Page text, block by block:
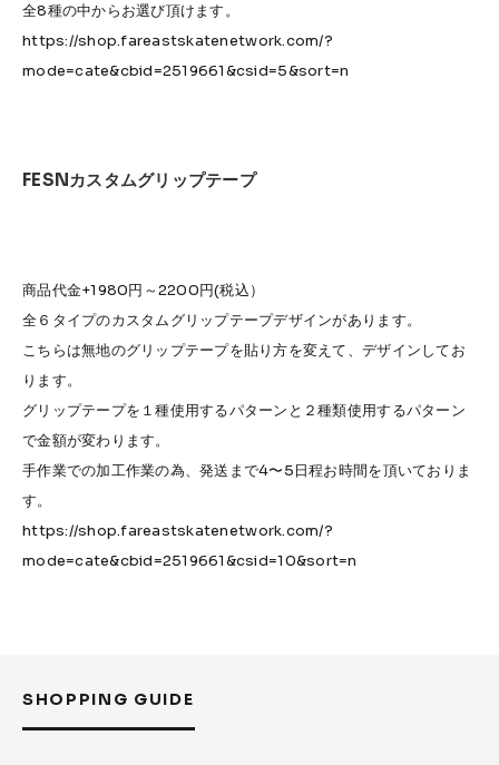
全8種の中からお選び頂けます。
https://shop.fareastskatenetwork.com/?
mode=cate&cbid=2519661&csid=5&sort=n
FESNカスタムグリップテープ
商品代金+1980円～2200円(税込）
全６タイプのカスタムグリップテープデザインがあります。
こちらは無地のグリップテープを貼り方を変えて、デザインしてお
ります。
グリップテープを１種使用するパターンと２種類使用するパターン
で金額が変わります。
手作業での加工作業の為、発送まで4〜5日程お時間を頂いておりま
す。
https://shop.fareastskatenetwork.com/?
mode=cate&cbid=2519661&csid=10&sort=n
SHOPPING GUIDE